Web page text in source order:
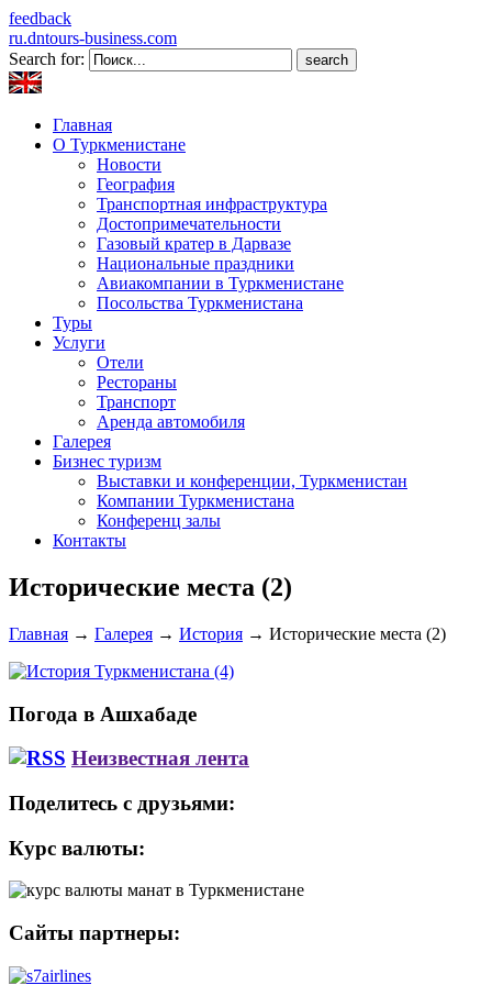
feedback
ru.dntours-business.com
Search for:
Главная
О Туркменистане
Новости
География
Транспортная инфраструктура
Достопримечательности
Газовый кратер в Дарвазе
Национальные праздники
Авиакомпании в Туркменистане
Посольства Туркменистана
Туры
Услуги
Отели
Рестораны
Транспорт
Аренда автомобиля
Галерея
Бизнес туризм
Выставки и конференции, Туркменистан
Компании Туркменистана
Конференц залы
Контакты
Исторические места (2)
Главная → Галерея → История → Исторические места (2)
Погода в Ашхабаде
Неизвестная лента
Поделитесь с друзьями:
Курс валюты:
Сайты партнеры: